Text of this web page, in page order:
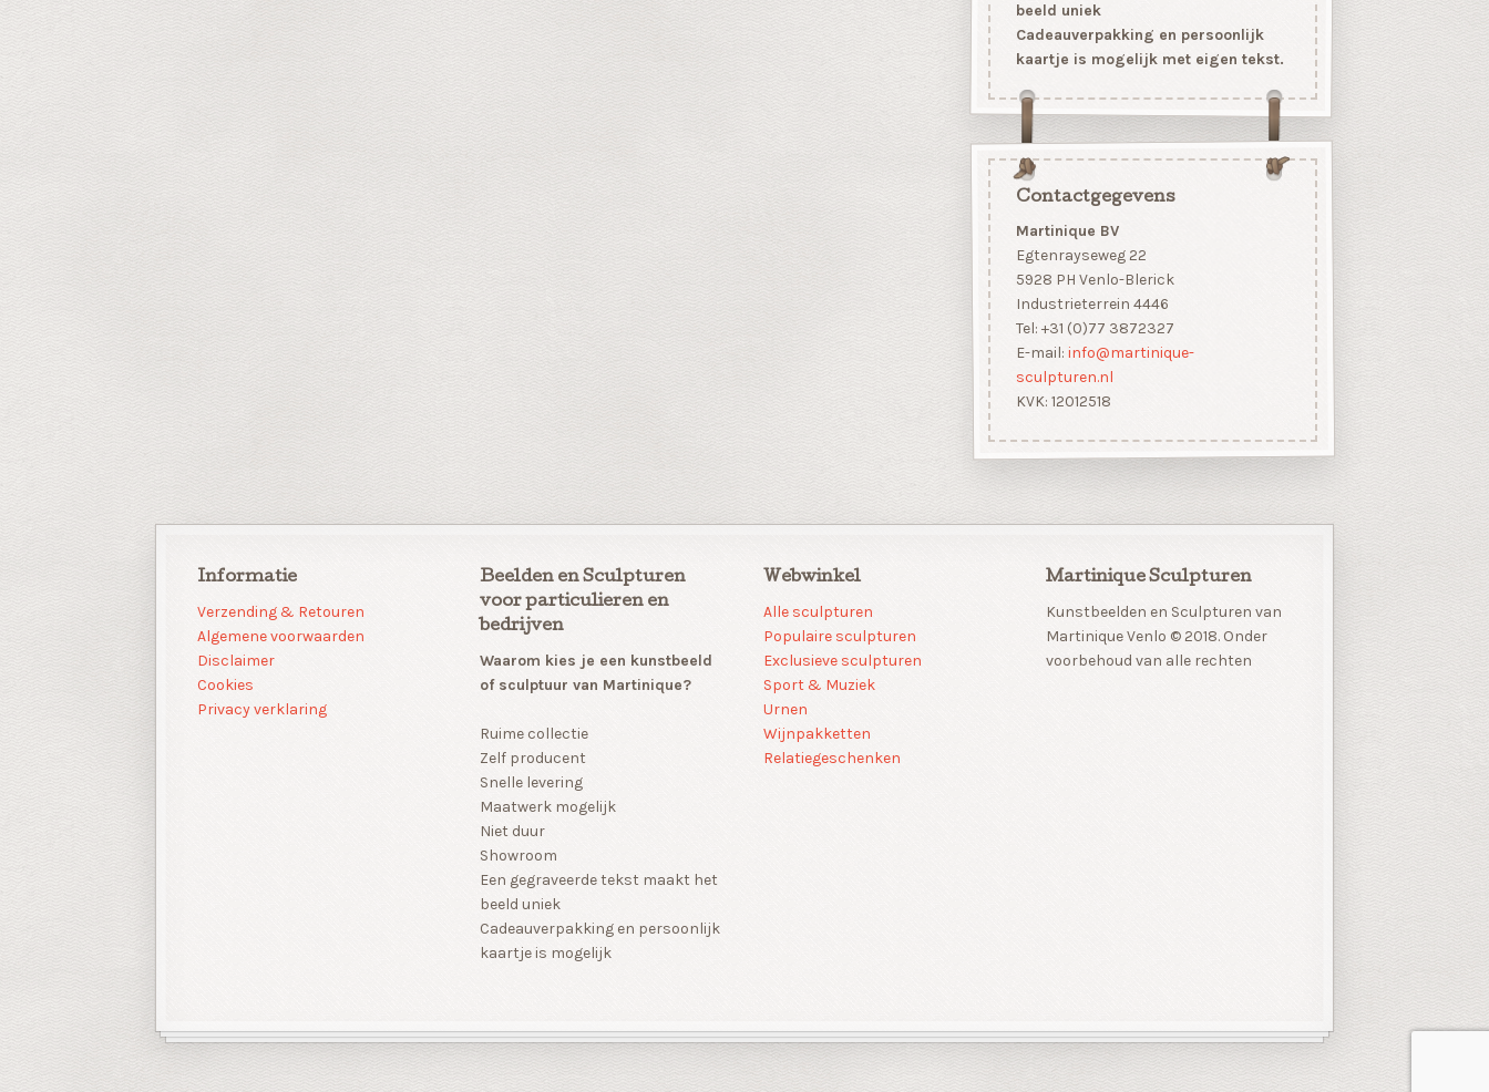
beeld uniek
Cadeauverpakking en persoonlijk
kaartje is mogelijk met eigen tekst.
Contactgegevens
Martinique BV
Egtenrayseweg 22
5928 PH Venlo-Blerick
Industrieterrein 4446
Tel: +31 (0)77 3872327
E-mail: info@martinique-
sculpturen.nl
KVK: 12012518
Informatie
Verzending & Retouren
Algemene voorwaarden
Disclaimer
Cookies
Privacy verklaring
Beelden en Sculpturen
voor particulieren en
bedrijven
Waarom kies je een kunstbeeld
of sculptuur van Martinique?
Ruime collectie
Zelf producent
Snelle levering
Maatwerk mogelijk
Niet duur
Showroom
Een gegraveerde tekst maakt het
beeld uniek
Cadeauverpakking en persoonlijk
kaartje is mogelijk
Webwinkel
Alle sculpturen
Populaire sculpturen
Exclusieve sculpturen
Sport & Muziek
Urnen
Wijnpakketten
Relatiegeschenken
Martinique Sculpturen
Kunstbeelden en Sculpturen van
Martinique Venlo © 2018. Onder
voorbehoud van alle rechten